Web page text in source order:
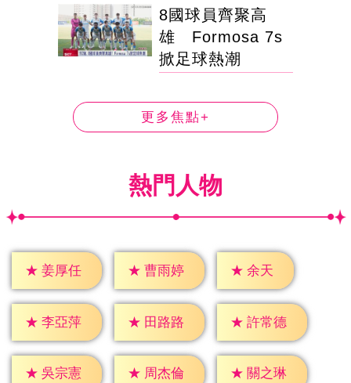
8國球員齊聚高
雄 Formosa 7s
掀足球熱潮
更多焦點+
熱門人物
★ 姜厚任 ★ 曹雨婷 ★ 余天
★ 李亞萍 ★ 田路路 ★ 許常德
★ 吳宗憲 ★ 周杰倫 ★ 關之琳